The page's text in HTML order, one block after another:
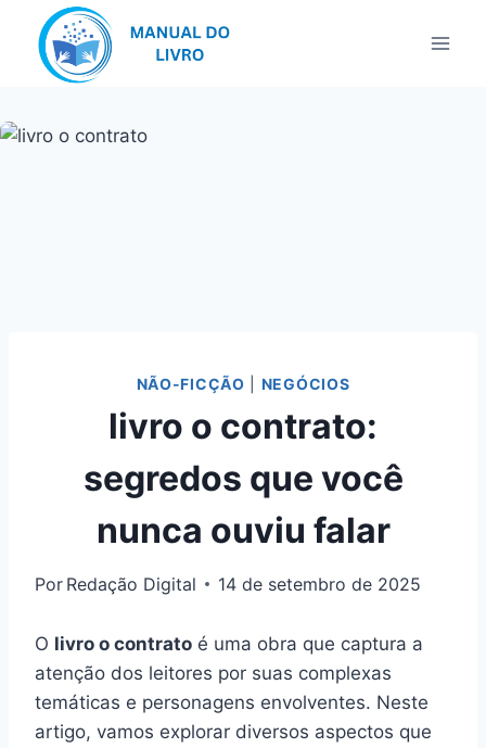
NÃO-FICÇÃO NEGÓCIOS
livro o contrato:
segredos que você
nunca ouviu falar
Por Redação Digital 14 de setembro de 2025
O livro o contrato é uma obra que captura a
atenção dos leitores por suas complexas
temáticas e personagens envolventes. Neste
artigo, vamos explorar diversos aspectos que